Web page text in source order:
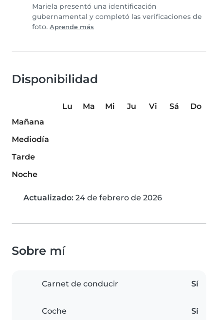
Mariela presentó una identificación
gubernamental y completó las verificaciones de
foto. Aprende más
Disponibilidad
Lu Ma Mi Ju Vi Sá
Do
Mañana
Mediodía
Tarde
Noche
Actualizado: 24 de febrero de 2026
Sobre mí
Carnet de conducir Sí
Coche Sí